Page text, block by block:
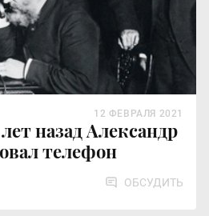
лет назад Александр
телефон
12 ФЕВРАЛЯ 2021
ОБСУДИТЬ